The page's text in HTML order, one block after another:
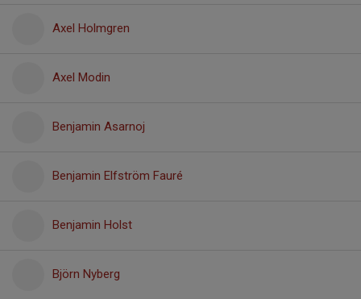
Axel Holmgren
Axel Modin
Benjamin Asarnoj
Benjamin Elfström Fauré
Benjamin Holst
Björn Nyberg